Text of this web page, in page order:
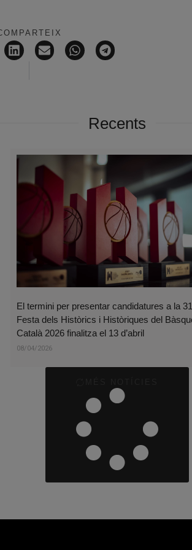
Recents
El termini per presentar candidatures a la
Festa dels Històrics i Històriques del
Català 2026 finalitza el 13 d’abril
08/04/2026